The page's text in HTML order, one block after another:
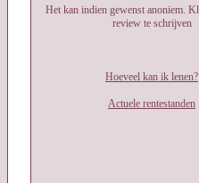
Het kan indien gewenst anoniem.
review te schrijven
Hoeveel kan ik lenen?
Actuele rentestanden